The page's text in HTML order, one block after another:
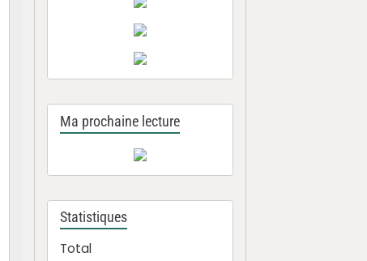
Ma prochaine lecture
Statistiques
Total